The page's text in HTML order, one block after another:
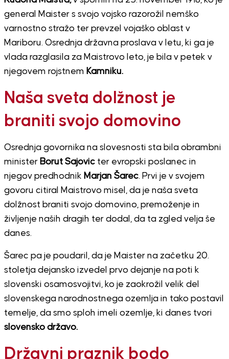
general Maister s svojo vojsko razorožil nemško
varnostno stražo ter prevzel vojaško oblast v
Mariboru. Osrednja državna proslava v letu, ki ga je
vlada razglasila za Maistrovo leto, je bila v petek v
njegovem rojstnem Kamniku.
Naša sveta dolžnost je
braniti svojo domovino
Osrednja govornika na slovesnosti sta bila obrambni
minister Borut Sajovicter evropski poslanec in
njegov predhodnik Marjan Šarec. Prvi je v svojem
govoru citiral Maistrovo misel, da je naša sveta
dolžnost braniti svojo domovino, premoženje in
življenje naših dragih ter dodal, da ta zgled velja še
danes.
Šarec pa je poudaril, da je Maister na začetku 20.
stoletja dejansko izvedel prvo dejanje na poti k
slovenski osamosvojitvi, ko je zaokrožil velik del
slovenskega narodnostnega ozemlja in tako postavil
temelje, da smo sploh imeli ozemlje, ki danes tvori
slovensko državo.
Državni praznik bodo